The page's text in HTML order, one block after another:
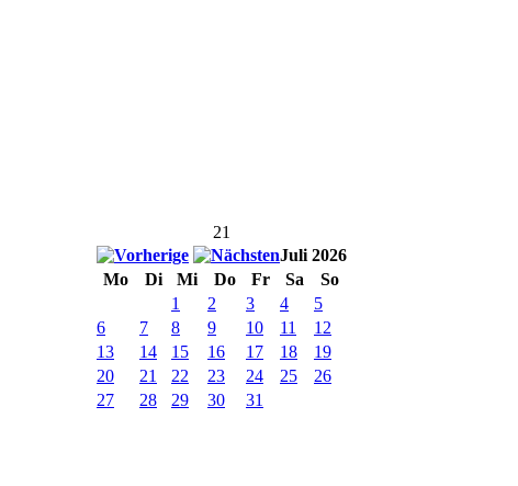
21
Juli 2026
Mo
Di Mi Do Fr Sa
So
1
2 3 4
5
6
7 8 9 10 11
12
13
14 15 16 17 18
19
20
21 22 23 24 25
26
27
28 29 30 31